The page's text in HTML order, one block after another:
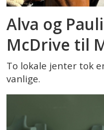
Alva og
McDrive til
To lokale jenter tok
vanlige.